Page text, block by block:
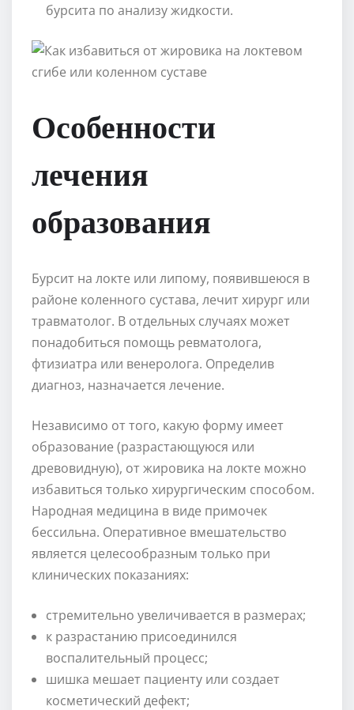
бурсита по анализу жидкости.
Особенности
лечения
образования
Бурсит на локте или липому, появившеюся в
районе коленного сустава, лечит хирург или
травматолог. В отдельных случаях может
понадобиться помощь ревматолога,
фтизиатра или венеролога. Определив
диагноз, назначается лечение.
Независимо от того, какую форму имеет
образование (разрастающуюся или
древовидную), от жировика на локте можно
избавиться только хирургическим способом.
Народная медицина в виде примочек
бессильна. Оперативное вмешательство
является целесообразным только при
клинических показаниях:
стремительно увеличивается в размерах;
к разрастанию присоединился
воспалительный процесс;
шишка мешает пациенту или создает
косметический дефект;